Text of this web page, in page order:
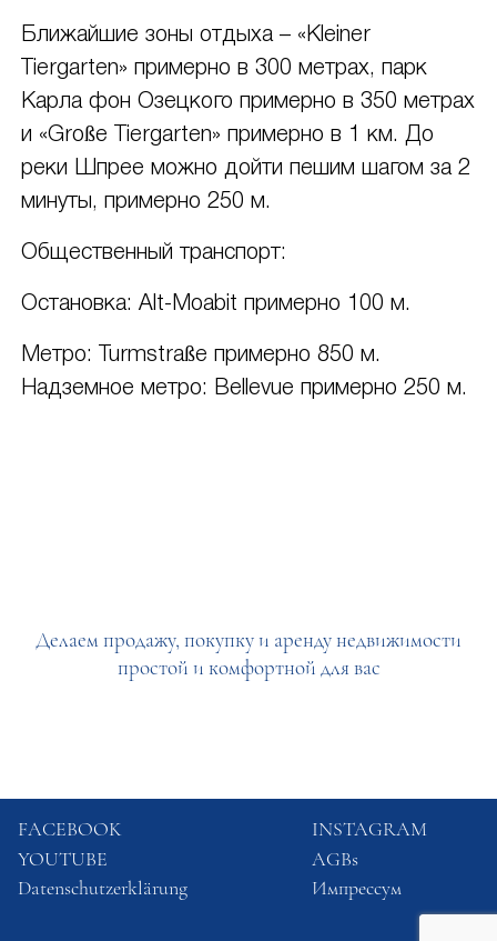
Ближайшие зоны отдыха – «Kleiner
Tiergarten» примерно в 300 метрах, парк
Карла фон Озецкого примерно в 350 метрах
и «Große Tiergarten» примерно в 1 км. До
реки Шпрее можно дойти пешим шагом за 2
минуты, примерно 250 м.
Общественный транспорт:
Остановка: Alt-Moabit примерно 100 м.
Метро: Turmstraße примерно 850 м.
Надземное метро: Bellevue примерно 250 м.
Делаем продажу, покупку и аренду недвижимости
простой и комфортной для вас
FACEBOOK
INSTAGRAM
YOUTUBE
AGBs
Datenschutzerklärung
Импрессум